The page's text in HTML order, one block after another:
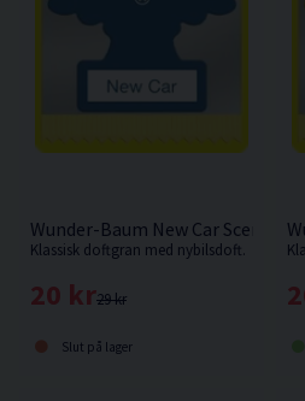
Wunder-Baum New Car Scent
Klassisk doftgran med nybilsdoft.
29 kr
20 kr
Slut på lager